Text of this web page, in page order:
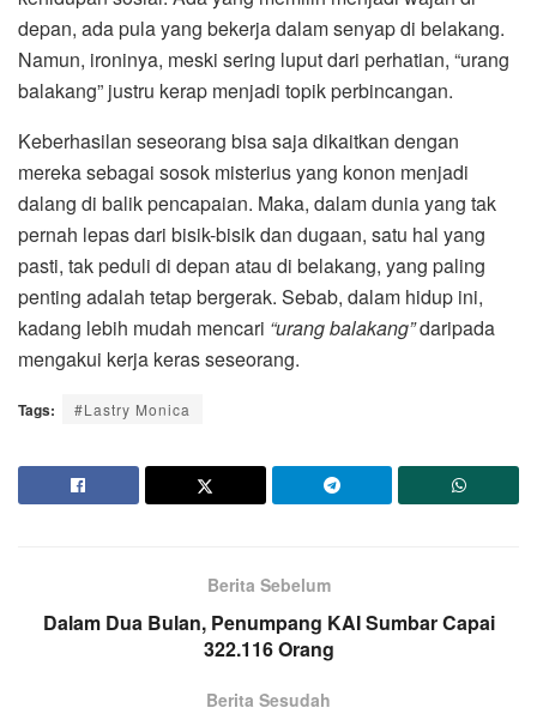
depan, ada pula yang bekerja dalam senyap di belakang.
Namun, ironinya, meski sering luput dari perhatian, “urang
balakang” justru kerap menjadi topik perbincangan.
Keberhasilan seseorang bisa saja dikaitkan dengan
mereka sebagai sosok misterius yang konon menjadi
dalang di balik pencapaian. Maka, dalam dunia yang tak
pernah lepas dari bisik-bisik dan dugaan, satu hal yang
pasti, tak peduli di depan atau di belakang, yang paling
penting adalah tetap bergerak. Sebab, dalam hidup ini,
kadang lebih mudah mencari “urang balakang”daripada
mengakui kerja keras seseorang.
Tags: #Lastry Monica
Berita Sebelum
Dalam Dua Bulan, Penumpang KAI Sumbar Capai
322.116 Orang
Berita Sesudah